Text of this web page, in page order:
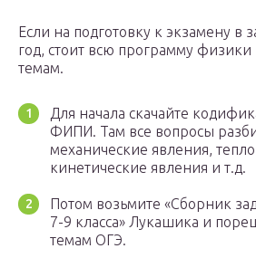
Если на подготовку к экзамену в
год, стоит всю программу физики
темам.
Для начала скачайте
ФИПИ. Там все вопросы
механические явления,
кинетические явления и т.д.
Потом возьмите «Сборник
7-9 класса» Лукашика и
темам ОГЭ.